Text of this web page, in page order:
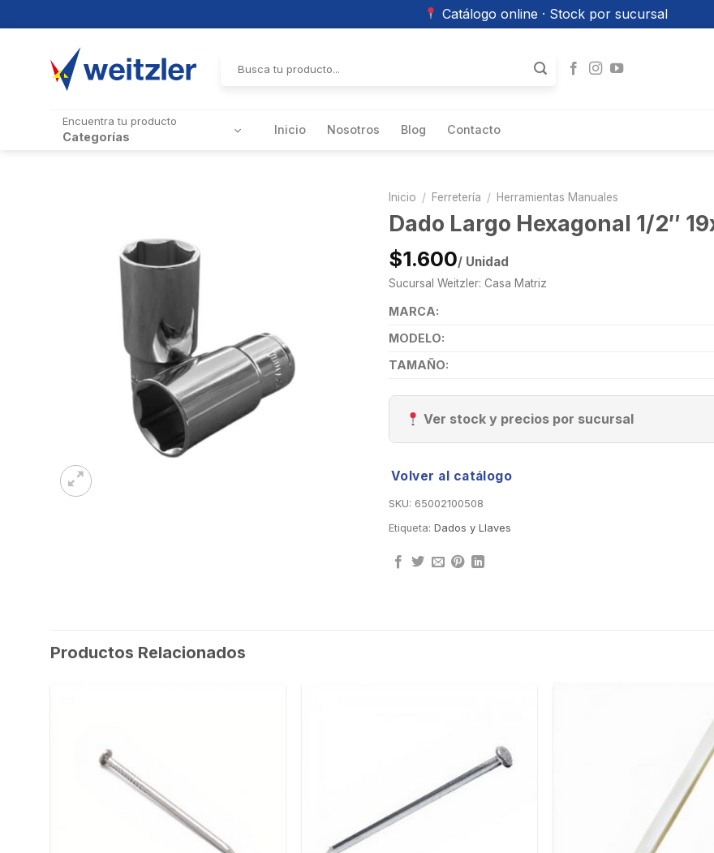
Catálogo online · Stock por sucursal
por:
Encuentra tu producto
Categorías Inicio Nosotros Blog Contacto
Inicio / Ferretería / Herramientas Manuales
Dado Largo Hexagonal 1/2″
$1.600/ Unidad
Sucursal Weitzler: Casa Matriz
MARCA:
MODELO:
TAMAÑO:
Ver stock y precios por sucursal
Volver al catálogo
SKU: 65002100508
Etiqueta: Dados y Llaves
Productos Relacionados